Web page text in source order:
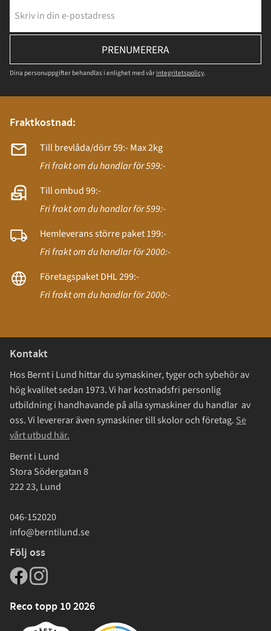
PRENUMERERA
Dina personuppgifter behandlas i enlighet med vår integritetspolicy.
Fraktkostnad:
Till brevlåda/dörr 59:- Max 2kg
Fri frakt om du handlar för 599:-
Till ombud 99:-
Fri frakt om du handlar för 599:-
Hemleverans större paket 199:-
Fri frakt om du handlar för 2000:-
Företagspaket DHL 299:-
Fri frakt om du handlar för 2000:-
Kontakt
Hos Bernt i Lund hittar du symaskiner, tyger och sybehör av
hög kvalitet sedan 1973. Vi har kostnadsfri personlig
utbildning i handhavande på alla symaskiner du handlar av
oss. Vi levererar även symaskiner till skolor och företag. Se
vårt utbud här.
Bernt i Lund
Stora Södergatan 8
222 23, Lund
046-152020
info@berntilund.se
Följ oss
Reco topp 10 2026